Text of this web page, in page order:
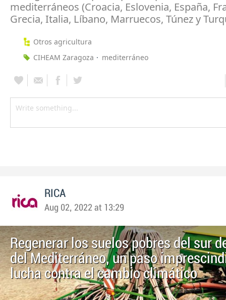
mediterráneos (Croacia, Eslovenia, España,
Grecia, Italia, Líbano, Marruecos, Túnez y
Otros agricultura
CIHEAM Zaragoza
mediterráneo
RICA
Aug 02, 2022 at 13:29
Regenerar los suelos pobres del sur
del Mediterráneo, un paso
lucha contra el cambio climático